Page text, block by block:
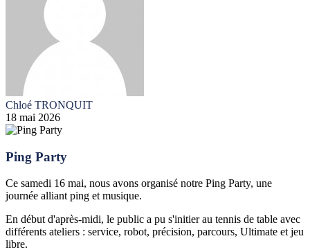
Chloé TRONQUIT
18 mai 2026
Ping Party
Ce samedi 16 mai, nous avons organisé notre Ping Party, une
journée alliant ping et musique.
En début d'après-midi, le public a pu s'initier au tennis de table avec
différents ateliers : service, robot, précision, parcours, Ultimate et jeu
libre.